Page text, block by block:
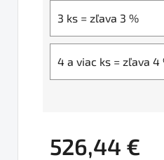
3 ks = zľava 3 %
4 a viac ks = zľava 4
526,44 €